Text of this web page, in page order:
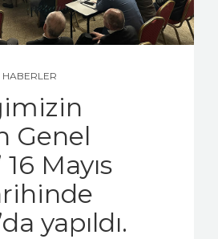
HABERLER
Genel
Mayıs
yapıldı.